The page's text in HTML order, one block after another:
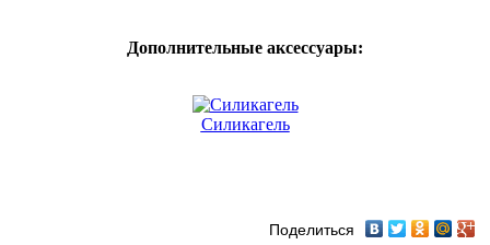
Дополнительные аксессуары:
Силикагель
Поделиться